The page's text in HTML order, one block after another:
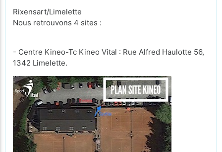
Rixensart/Limelette
Nous retrouvons 4 sites :
- Centre Kineo-Tc Kineo Vital : Rue Alfred Haulotte 56,
1342 Limelette.